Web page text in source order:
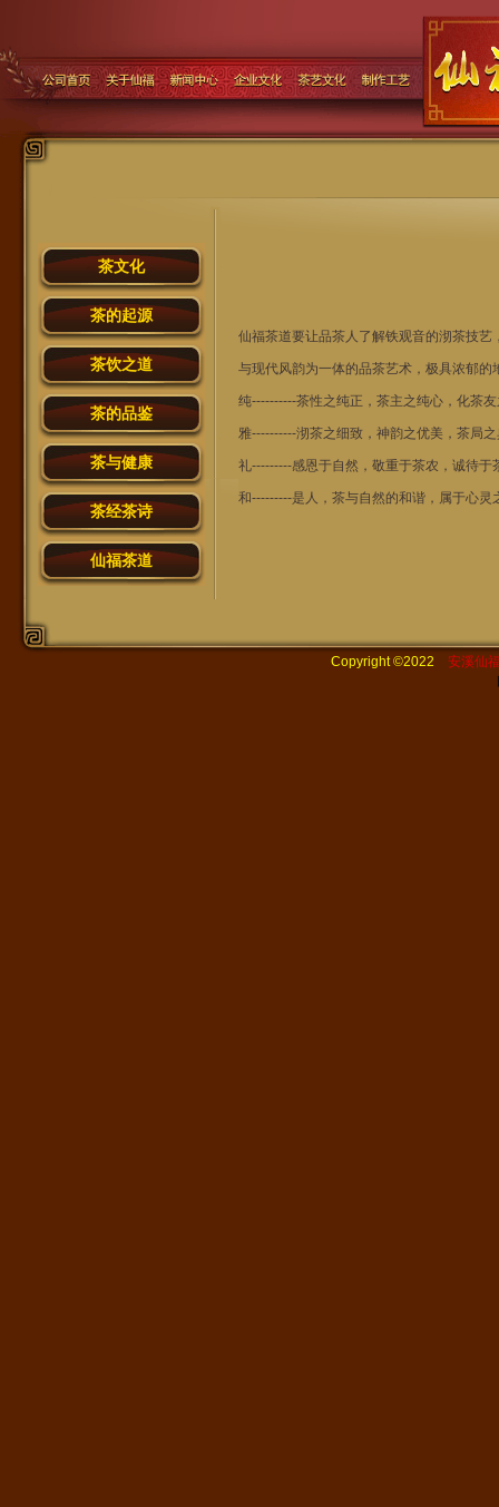
茶文化
茶的起源
茶饮之道
茶的品鉴
茶与健康
茶经茶诗
仙福茶道
仙福茶道要让品茶人了解铁观音的沏茶技
与现代风韵为一体的品茶艺术，极具浓郁
纯----------茶性之纯正，茶主之纯心，化茶
雅----------沏茶之细致，神韵之优美，茶局
礼---------感恩于自然，敬重于茶农，诚待于
和---------是人，茶与自然的和谐，属于心灵
Copyright ©2022 安溪仙